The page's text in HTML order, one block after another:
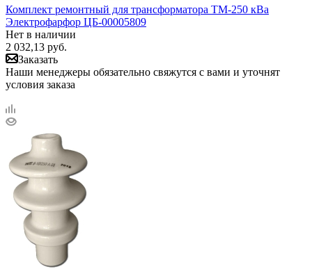
Комплект ремонтный для трансформатора ТМ-250 кВа
Электрофарфор ЦБ-00005809
Нет в наличии
2 032,13 руб.
Заказать
Наши менеджеры обязательно свяжутся с вами и уточнят
условия заказа